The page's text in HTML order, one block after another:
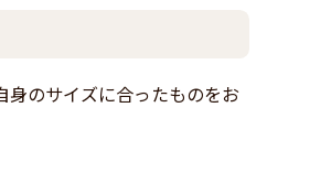
身のサイズに合ったものをお